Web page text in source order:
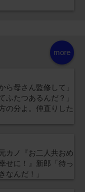
more
ら母さん監修して」
たつあるんだ？」
の分よ。仲直りした
カノ『お二人共おめ
せに！』新郎「待っ
なんだ！」